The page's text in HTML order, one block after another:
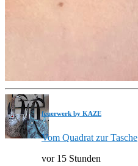
feuerwerk by KAZE
Vom Quadrat zur Tasche
vor 15 Stunden